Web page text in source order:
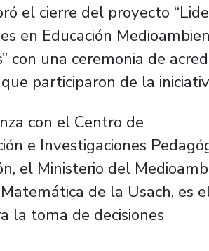
el cierre del proyecto
en Educación
con una ceremonia de
participaron de la
con el Centro de
e Investigaciones
el Ministerio del
de la Usach, es
la toma de decisiones